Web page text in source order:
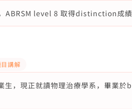
ABRSM level 8 取得distinction成
講解
生，現正就讀物理治療學系，畢業